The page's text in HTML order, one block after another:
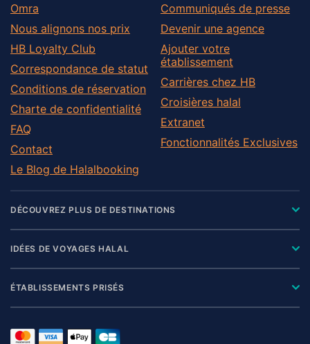
Omra
Nous alignons nos prix
HB Loyalty Club
Correspondance de statut
Conditions de réservation
Charte de confidentialité
FAQ
Contact
Le Blog de Halalbooking
Communiqués de presse
Devenir une agence
Ajouter votre
établissement
Carrières chez HB
Croisières halal
Extranet
Fonctionnalités Exclusives
DÉCOUVREZ PLUS DE DESTINATIONS
IDÉES DE VOYAGES HALAL
ÉTABLISSEMENTS PRISÉS